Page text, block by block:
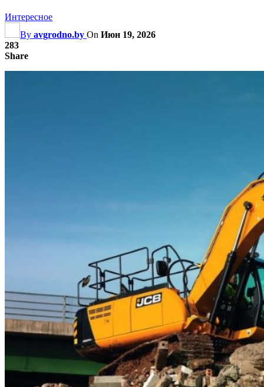
Интересное
By avgrodno.by On Июн 19, 2026
283
Share